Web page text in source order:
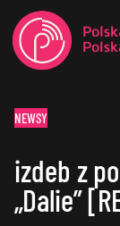
NEWSY
izdeb z
„Dalie”